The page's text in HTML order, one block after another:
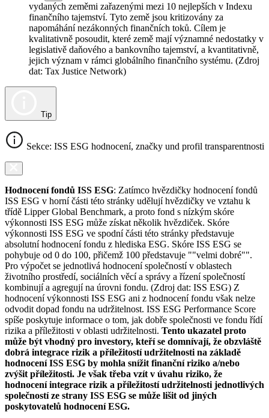
vydaných zeměmi zařazenými mezi 10 nejlepších v Indexu
finančního tajemství. Tyto země jsou kritizovány za
napomáhání nezákonných finančních toků. Cílem je
kvalitativně posoudit, které země mají významné nedostatky v
legislativě daňového a bankovního tajemství, a kvantitativně,
jejich význam v rámci globálního finančního systému. (Zdroj
dat: Tax Justice Network)
Tip
Sekce: ISS ESG hodnocení, značky und profil transparentnosti
Hodnocení fondů ISS ESG: Zatímco hvězdičky hodnocení fondů
ISS ESG v horní části této stránky udělují hvězdičky ve vztahu k
třídě Lipper Global Benchmark, a proto fond s nízkým skóre
výkonnosti ISS ESG může získat několik hvězdiček. Skóre
výkonnosti ISS ESG ve spodní části této stránky představuje
absolutní hodnocení fondu z hlediska ESG. Skóre ISS ESG se
pohybuje od 0 do 100, přičemž 100 představuje ""velmi dobré"".
Pro výpočet se jednotlivá hodnocení společností v oblastech
životního prostředí, sociálních věcí a správy a řízení společností
kombinují a agregují na úrovni fondu. (Zdroj dat: ISS ESG) Z
hodnocení výkonnosti ISS ESG ani z hodnocení fondu však nelze
odvodit dopad fondu na udržitelnost. ISS ESG Performance Score
spíše poskytuje informace o tom, jak dobře společnosti ve fondu řídí
rizika a příležitosti v oblasti udržitelnosti. Tento ukazatel proto
může být vhodný pro investory, kteří se domnívají, že obzvláště
dobrá integrace rizik a příležitostí udržitelnosti na základě
hodnocení ISS ESG by mohla snížit finanční riziko a/nebo
zvýšit příležitosti. Je však třeba vzít v úvahu riziko, že
hodnocení integrace rizik a příležitostí udržitelnosti jednotlivých
společností ze strany ISS ESG se může lišit od jiných
poskytovatelů hodnocení ESG.